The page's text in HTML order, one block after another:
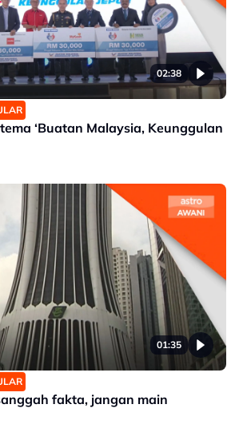
02:38
‘Buatan Malaysia, Keunggulan
01:35
fakta, jangan main